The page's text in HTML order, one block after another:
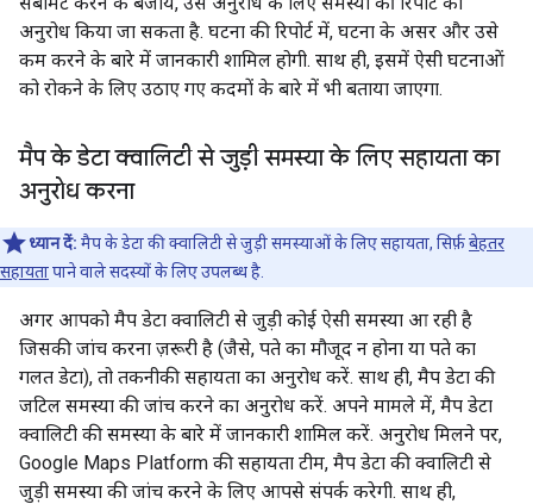
अनुरोध किया जा सकता है. घटना की रिपोर्ट में, घटना के असर और उसे
कम करने के बारे में जानकारी शामिल होगी. साथ ही, इसमें ऐसी घटनाओं
को रोकने के लिए उठाए गए कदमों के बारे में भी बताया जाएगा.
मैप के डेटा क्वालिटी से जुड़ी समस्या के लिए सहायता का
अनुरोध करना
ध्यान दें: मैप के डेटा की क्वालिटी से जुड़ी समस्याओं के लिए सहायता, सिर्फ़बेहतर
सहायतापाने वाले सदस्यों के लिए उपलब्ध है.
अगर आपको मैप डेटा क्वालिटी से जुड़ी कोई ऐसी समस्या आ रही है
जिसकी जांच करना ज़रूरी है (जैसे, पते का मौजूद न होना या पते का
गलत डेटा), तो तकनीकी सहायता का अनुरोध करें. साथ ही, मैप डेटा की
जटिल समस्या की जांच करने का अनुरोध करें. अपने मामले में, मैप डेटा
क्वालिटी की समस्या के बारे में जानकारी शामिल करें. अनुरोध मिलने पर,
Google Maps Platform की सहायता टीम, मैप डेटा की क्वालिटी से
जुड़ी समस्या की जांच करने के लिए आपसे संपर्क करेगी. साथ ही,